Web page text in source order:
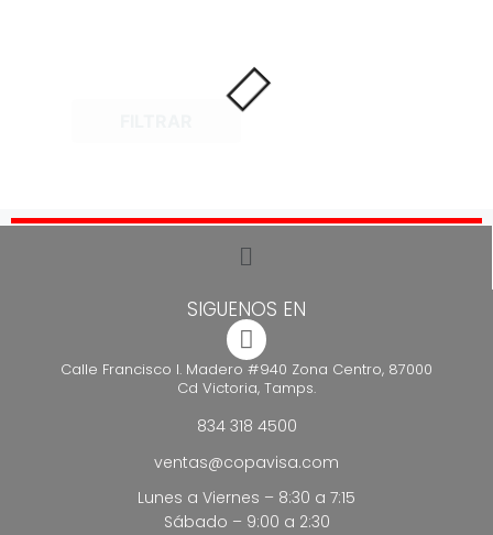
SIGUENOS EN
Calle Francisco I. Madero #940 Zona Centro, 87000
Cd Victoria, Tamps.
834 318 4500
ventas@copavisa.com
Lunes a Viernes – 8:30 a 7:15
Sábado – 9:00 a 2:30